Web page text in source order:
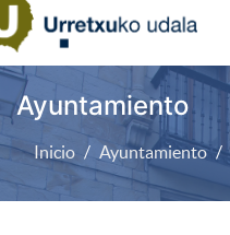
Ayuntamiento
Inicio Ayuntamiento